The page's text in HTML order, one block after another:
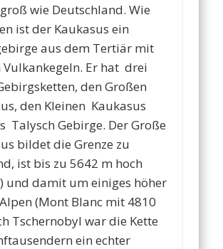
wie Deutschland. Wie
ist der Kaukasus ein
aus dem Tertiär mit
Vulkankegeln. Er hat drei
den Großen
den Kleinen Kaukasus
Talysch Gebirge. Der Große
bildet die Grenze zu
ist bis zu 5642 m hoch
und damit um einiges höher
(Mont Blanc mit 4810
Tschernobyl war die Kette
ein echter